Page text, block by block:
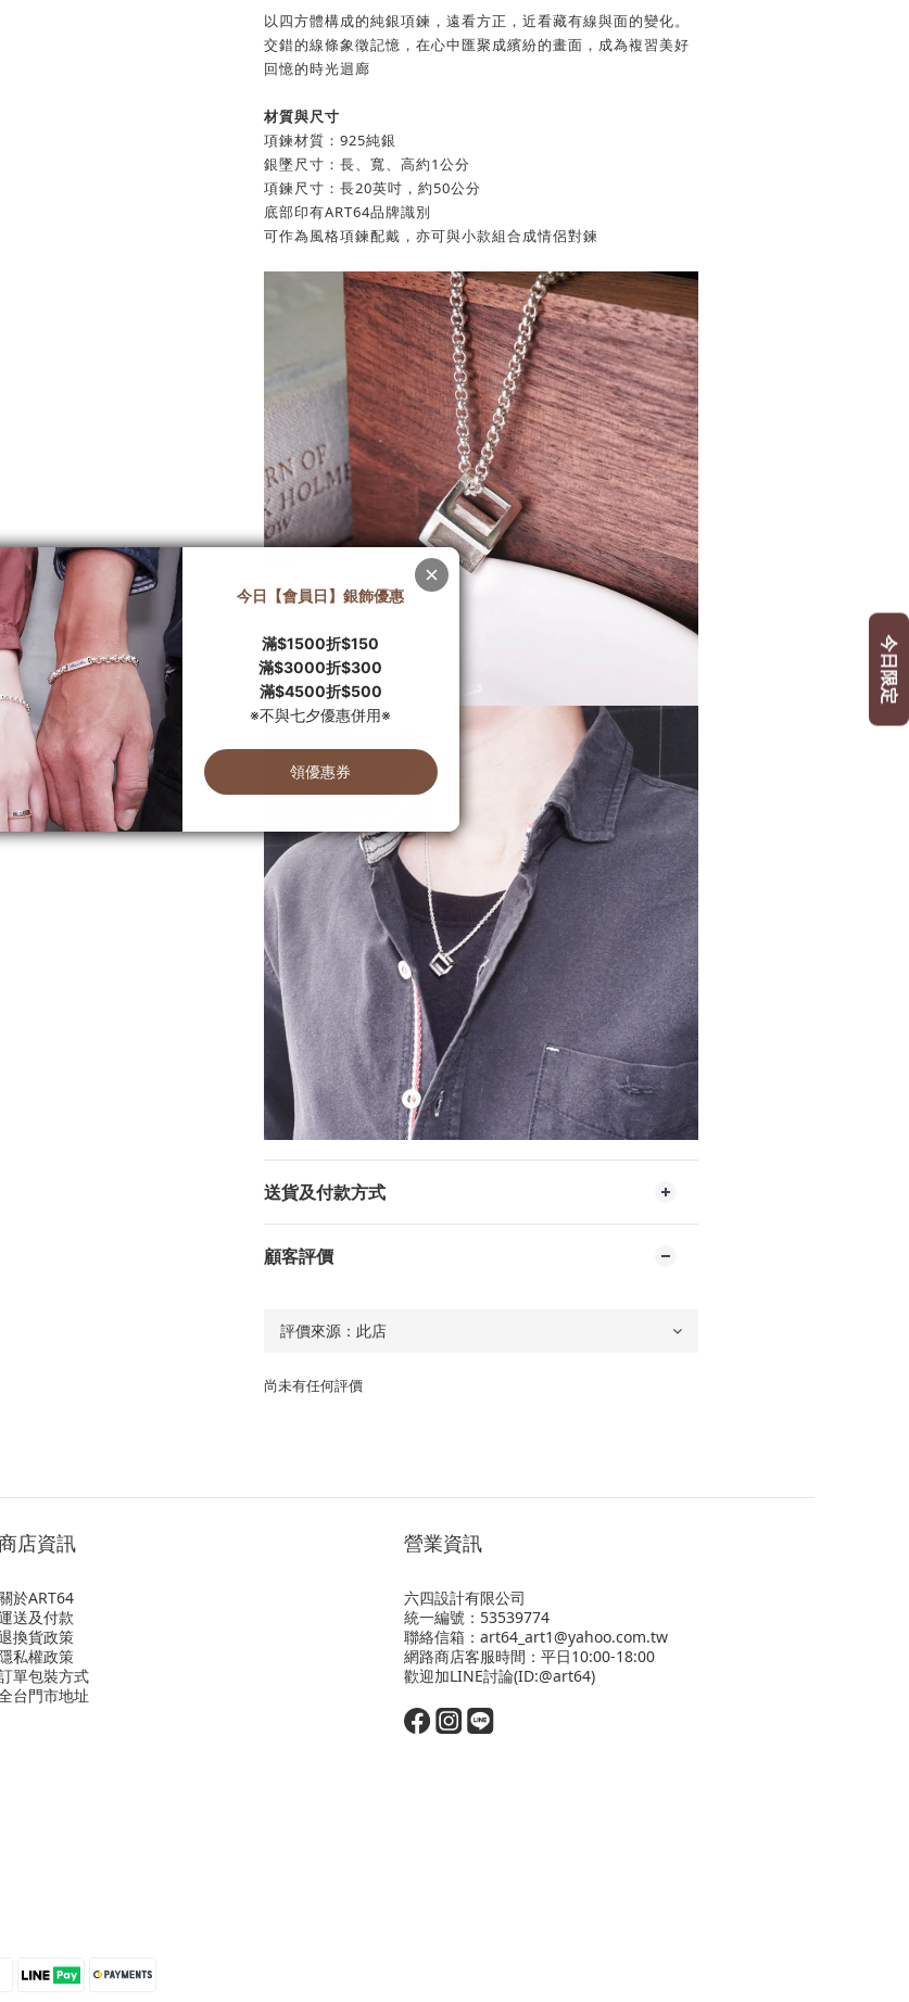
以四方體構成的純銀項鍊，遠看方正，近看藏有線與面的變化。
交錯的線條象徵記憶，在心中匯聚成繽紛的畫面，成為複習美好
回憶的時光迴廊
材質與尺寸
項鍊材質：925純銀
銀墜尺寸：長、寬、高約1公分
項鍊尺寸：長20英吋，約50公分
底部印有ART64品牌識別
可作為風格項鍊配戴，亦可與小款組合成情侶對鍊
送貨及付款方式
顧客評價
尚未有任何評價
店資訊
於ART64
送及付款
換貨政策
私權政策
單包裝方式
台門市地址
營業資訊
六四設計有限公司
統一編號：53539774
聯絡信箱：art64_art1@yahoo.com.tw
網路商店客服時間：平日10:00-18:00
歡迎加LINE討論(ID:@art64)